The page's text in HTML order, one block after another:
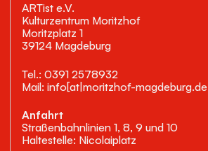
ARTist e.V.
Kulturzentrum Moritzhof
Moritzplatz 1
39124 Magdeburg
Tel.: 0391 2578932
Mail: info[at|moritzhof-magdeburg.de
Anfahrt
Straßenbahnlinien 1, 8, 9 und 10
Haltestelle: Nicolaiplatz